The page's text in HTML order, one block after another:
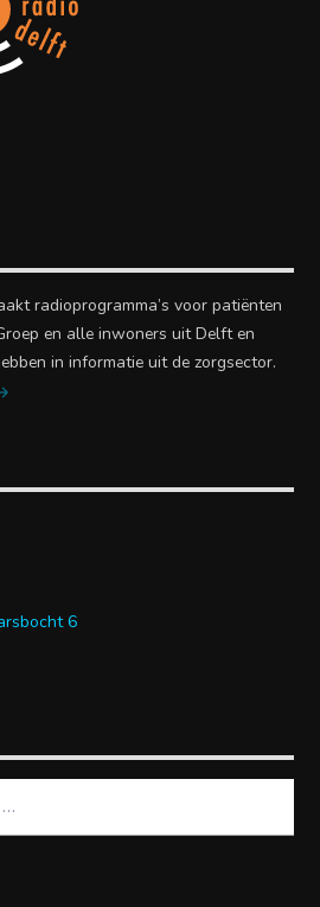
radioprogramma’s voor patiënten
en alle inwoners uit Delft en
in informatie uit de zorgsector.
6